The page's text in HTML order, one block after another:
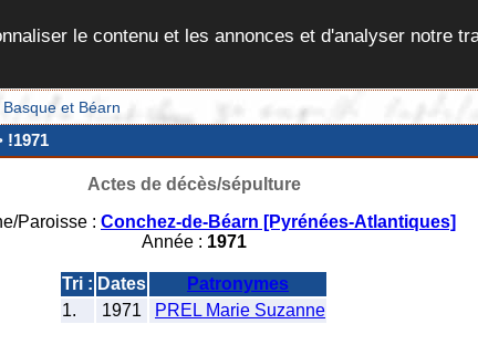
le contenu et les annonces et d'analyser notre
et Béarn
!1971
Actes de décès/sépulture
Paroisse : Conchez-de-Béarn [Pyrénées-Atlantiques]
Année : 1971
Tri : Dates
Patronymes
1.
1971 PREL Marie Suzanne